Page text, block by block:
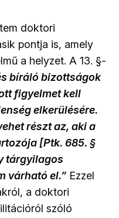
doktori
pontja is, amely
a helyzet. A 13. §-
bíráló bizottságok
figyelmet kell
elkerülésére.
részt az, aki a
[Ptk. 685. §
tárgyilagos
várható el.”Ezzel
a doktori
szóló